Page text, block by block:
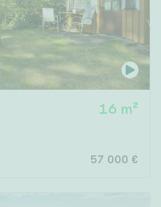
Kokonaispinta-ala
16 m²
57 000 €